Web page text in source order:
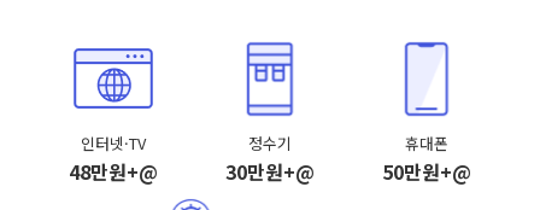
인터넷·TV
48만원+@
정수기
30만원+@
휴대폰
50만원+@